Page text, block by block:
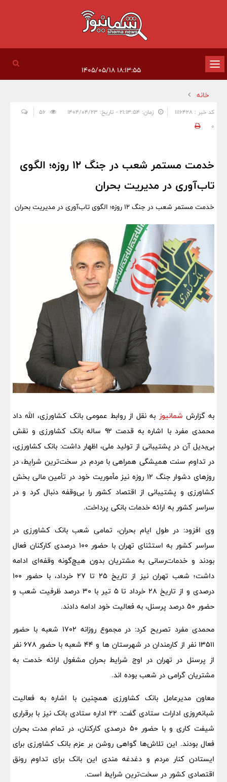
تغییر
وضعیت
ناوبری
خانه
کد خبر : 1116428 زمان: ۲۱:۱۳:۵۴ - تاریخ: ۱۴۰۴/۰۴/۲۳
0
خدمت مستمر شعب در جنگ ١٢ روزه؛ الگوی
تاب‌آوری در مدیریت بحران
خدمت مستمر شعب در جنگ ١٢ روزه؛ الگوی تاب‌آوری در مدیریت بحران
به گزارش شمانیوز به نقل از روابط عمومی بانک کشاورزی، الله داد
محمدی مفرد با اشاره به قدمت ۹۲ ساله بانک کشاورزی و نقش
بی‌بدیل آن در پشتیبانی از تولید ملی، اظهار داشت: بانک کشاورزی،
در تداوم سنت همیشگی همراهی با مردم در سخت‌ترین شرایط، در
روزهای دشوار جنگ ۱۲ روزه نیز مأموریت خود در تأمین مالی بخش
کشاورزی و پشتیبانی از اقتصاد کشور را بی‌وقفه دنبال کرد و در
سراسر کشور به ارائه خدمات بانکی پرداخت.
وی افزود: در طول ایام بحران، تمامی شعب بانک کشاورزی در
سراسر کشور به استثنای تهران با حضور ۱۰۰ درصدی کارکنان فعال
بودند و خدمات‌رسانی به مشتریان بدون هیچ‌گونه وقفه‌ای ادامه
داشت؛ شعب تهران نیز از تاریخ ۲۵ تا ۲۷ خرداد، با حضور 100
درصدی و از تاریخ ۲۸ خرداد تا ۵ تیر با ۳۰ درصد ظرفیت شعب و
حضور ۵۰ درصد پرسنل، به فعالیت خود ادامه دادند.
محمدی مفرد تصریح کرد: در مجموع روزانه 1702 شعبه با حضور
13511 نفر از کارمندان در شهرستان ها و 44 شعبه با حضور 678 نفر
از پرسنل در تهران در اوج شرایط بحران مشغول ارائه خدمت به
مشتریان گرامی در شعب بوده اند.
معاون مدیرعامل بانک کشاورزی همچنین با اشاره به فعالیت
شبانه‌روزی ادارات ستادی گفت: ۲۲ اداره ستادی بانک نیز با برقراری
شیفت کاری و با حضور ۵۰ درصدی کارکنان، در تمام مدت بحران
فعال بودند. این تلاش‌ها گواهی روشن بر عزم بانک کشاورزی برای
ایستادن کنار مردم و دغدغه مندی این بانک برای تداوم رونق
اقتصادی کشور در سخت‌ترین شرایط است.